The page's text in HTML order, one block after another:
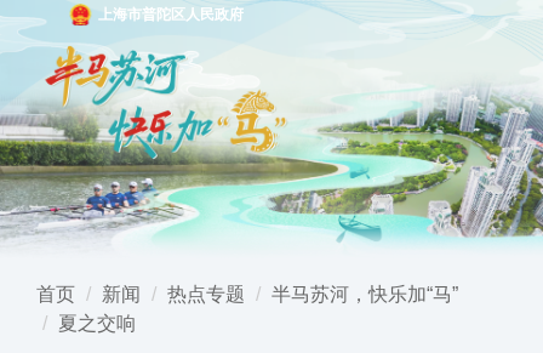
上海市普陀区人民政府
首页 新闻 热点专题
半马苏河，快乐加“马”
夏之交响